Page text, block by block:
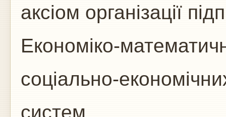
аксіом організації
Економіко-
соціально-
систем